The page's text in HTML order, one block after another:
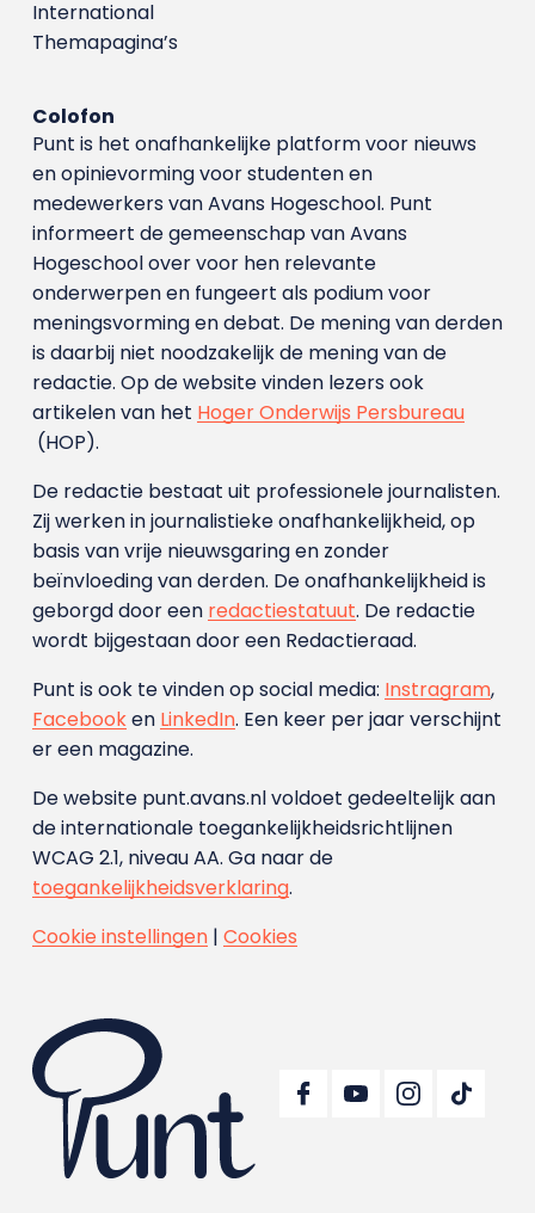
International
Themapagina’s
Colofon
Punt is het onafhankelijke platform voor nieuws
en opinievorming voor studenten en
medewerkers van Avans Hoge­school. Punt
informeert de gemeenschap van Avans
Hogeschool over voor hen relevante
onderwerpen en fungeert als podium voor
meningsvorming en debat. De mening van derden
is daarbij niet noodzakelijk de mening van de
redactie. Op de website vinden lezers ook
artikelen van het Hoger Onderwijs Persbureau
(HOP).
De redactie bestaat uit professionele journalisten.
Zij werken in journalistieke onafhankelijkheid, op
basis van vrije nieuwsgaring en zonder
beïnvloeding van derden. De onafhankelijkheid is
geborgd door een redactiestatuut. De redactie
wordt bijgestaan door een Redactieraad.
Punt is ook te vinden op social media: Instragram,
Facebooken LinkedIn. Een keer per jaar verschijnt
er een magazine.
De website punt.avans.nl voldoet gedeeltelijk aan
de internationale toegankelijkheidsrichtlijnen
WCAG 2.1, niveau AA. Ga naar de
toegankelijkheidsverklaring.
Cookie instellingen| Cookies